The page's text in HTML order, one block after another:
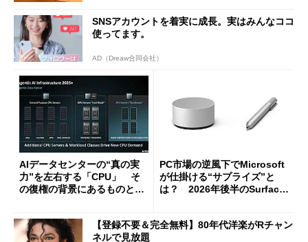
SNSアカウントを着実に成長。実はみんなココ
使ってます。
AD（Dreaw合同会社）
AIデータセンターの“真の実
力”を左右する「CPU」 そ
の復権の背景にあるものと
PC市場の逆風下でMicrosoft
が仕掛ける“サプライズ”と
は？ 2026年後半のSurface
【登録不要＆完全無料】80年代洋楽がRチャン
ネルで見放題